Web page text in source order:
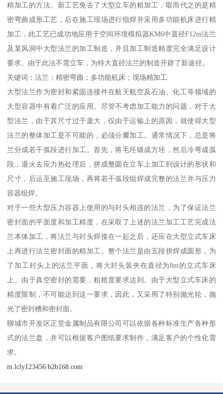
精加工的方法。新工艺免去了大型立车的粗加工，取而代之的是精
密弯曲成形工艺，后在施工现场进行组焊并采用多功能机床进行精
加工，此工艺已成功地应用于空间环境模拟器KM6中直径F12m法兰
及某风洞中大型法兰的加工制造，并且加工制造精度完全满足设计
要求。由于此法不需立车，为特大直径法兰的制造开辟了新途径。
关键词：法兰；精密弯曲；多功能机床；现场精加工
大型法兰作为密封和紧固连接件在航天航空及石油、化工等领域的
大型容器中有着广泛的应用。尽管不考虑加工能力的问题，对于大
型法兰，由于其尺寸过于庞大，仅由于运输上的原因，就使得大型
法兰的整体加工是不可能的，必须分瓣加工。通常情况下，总是将
兰分成若干弧段进行加工。首先，将毛坯锻成方坯，然后冷弯成弧
段，退火去应力热处理后，拼成整圆在立车上加工到设计的形状和
尺寸，后运至施工现场，再将若干弧段组焊成完整的法兰并与压力
容器组焊。
对于一些大型压力容器上使用的与封头相连的法兰，为了保证法兰
密封面的平面度和加工精度，在采取了上述的法兰加工工艺完成法
兰本体加工，将法兰与封头焊接在一起之后，还应在大型立式车床
上再进行法兰密封面的精加工。整个法兰是由五段拼焊成圆形，为
了加工封头上的法兰平面，将大封头装夹在直径为8m的立式车床
上。由于真空密封的需要，粗糙度要求达到。由于大型立式车床的
精度限制，不可能达到这一要求，因此，又采用了特别抛光轮，抛
光了密封槽和密封面。
聊城市开发区正堂金属制品有限公司可以依据各种标准生产各种形
式的法兰盘，并可以根据客户图纸要求制作，满足客户的个性化需
求。
m.lcly123456.b2b168.com